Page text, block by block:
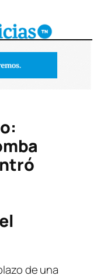
de una